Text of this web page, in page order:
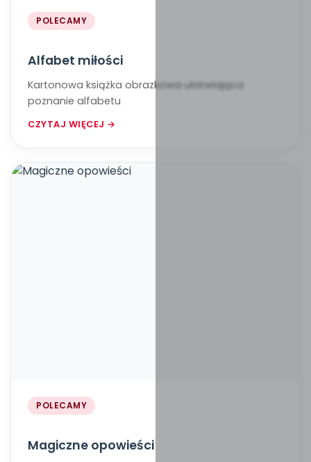
POLECAMY
Alfabet miłości
Kartonowa książka obrazkowa ułatwiająca
poznanie alfabetu
CZYTAJ WIĘCEJ →
POLECAMY
Magiczne opowieści